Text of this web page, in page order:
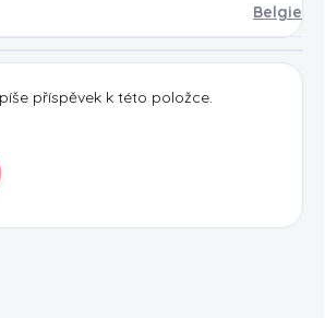
Belgie
příspěvek k této položce.